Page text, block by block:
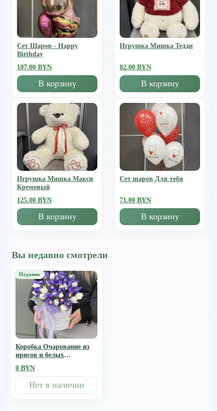
Сет Шаров - Happy
Birthday
107.00 BYN
В корзину
Игрушка Мишка Тедди
82.00 BYN
В корзину
Игрушка Мишка Mакси
Кремовый
125.00 BYN
В корзину
Сет шаров Для тебя
71.00 BYN
В корзину
Вы недавно смотрели
Коробка Очарование из
ирисов и белых
0 BYN
Нет в наличии